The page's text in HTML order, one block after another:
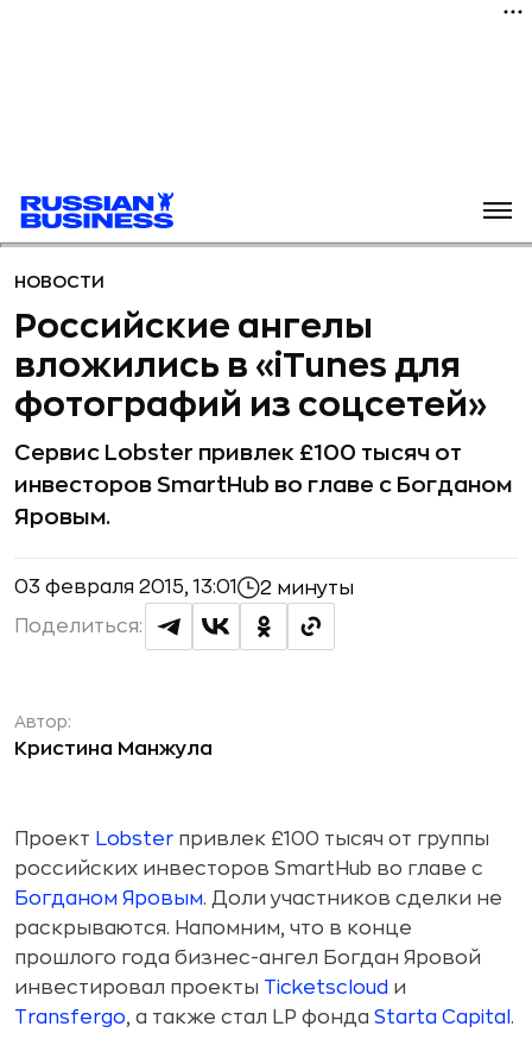
НОВОСТИ
Российские ангелы
вложились в «iTunes для
фотографий из соцсетей»
Сервис Lobster привлек £100 тысяч от
инвесторов SmartHub во главе с Богданом
Яровым.
03 февраля 2015, 13:01 2 минуты
Поделиться:
Автор:
Кристина Манжула
Проект Lobster привлек £100 тысяч от группы
российских инвесторов SmartHub во главе с
Богданом Яровым. Доли участников сделки не
раскрываются. Напомним, что в конце
прошлого года бизнес-ангел Богдан Яровой
инвестировал проекты Ticketscloud и
Transfergo, а также стал LP фонда Starta Capital .